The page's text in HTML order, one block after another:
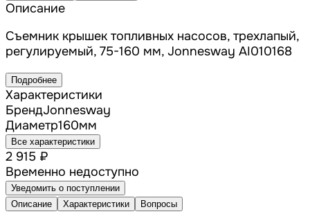
Описание
Съемник крышек топливных насосов, трехлапый,
регулируемый, 75-160 мм, Jonnesway AI010168
Подробнее
Характеристики
БрендJonnesway
Диаметр160мм
Все характеристики
2 915 ₽
Временно недоступно
Уведомить о поступлении
Описание
Характеристики Вопросы